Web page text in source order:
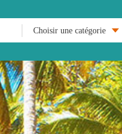
Choisir une catégorie